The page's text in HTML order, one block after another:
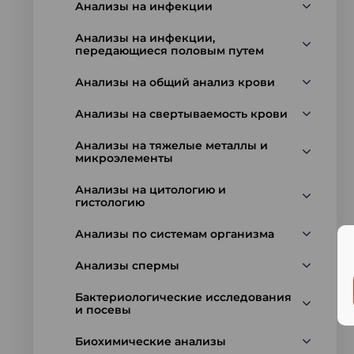
Анализы на инфекции
Анализы на инфекции,
передающиеся половым путем
Анализы на общий анализ крови
Анализы на свертываемость крови
Анализы на тяжелые металлы и
микроэлементы
Анализы на цитологию и
гистологию
Анализы по системам организма
Анализы спермы
Бактериологические исследования
и посевы
Биохимические анализы